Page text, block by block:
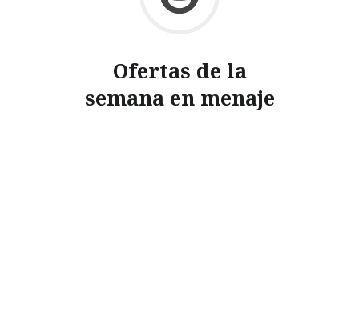
Ofertas de la
semana en menaje